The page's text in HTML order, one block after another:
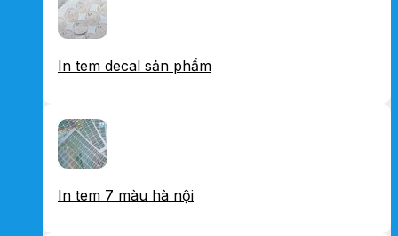
In tem decal sản phẩm
In tem 7 màu hà nội